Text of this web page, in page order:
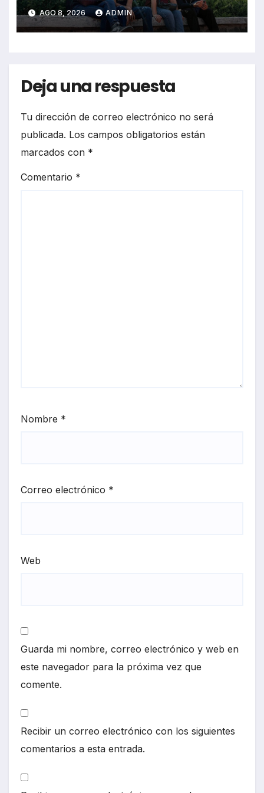
técnicas y angustia estudiantil
AGO 8, 2026 ADMIN
Deja una respuesta
Tu dirección de correo electrónico no será
publicada. Los campos obligatorios están
marcados con *
Comentario *
Nombre *
Correo electrónico *
Web
Guarda mi nombre, correo electrónico y web en
este navegador para la próxima vez que
comente.
Recibir un correo electrónico con los siguientes
comentarios a esta entrada.